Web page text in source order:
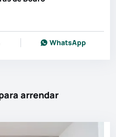
WhatsApp
arrendar